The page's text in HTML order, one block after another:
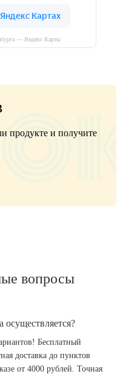
— Яндекс Карты
продукте и получите
вопросы
осуществляется?
Бесплатный
доставка до пунктов
от 4000 рублей. Точная